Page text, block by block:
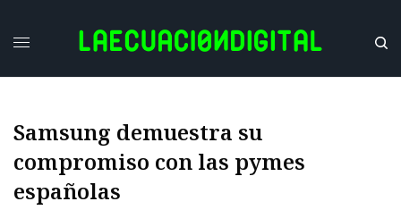
Samsung demuestra su
compromiso con las pymes
españolas